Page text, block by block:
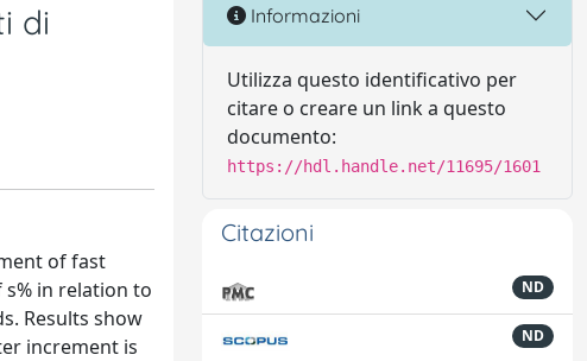
di
of fast
in relation to
Results show
increment is
Informazioni
Utilizza questo identificativo per
citare o creare un link a questo
documento:
https://hdl.handle.net/11695/1601
Citazioni
ND
ND